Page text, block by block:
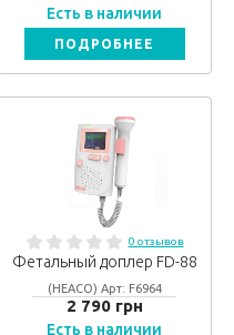
Есть в наличии
ПОДРОБНЕЕ
0 отзывов
Фетальный доплер FD-88
(HEACO) Арт: F6964
2 790 грн
Есть в наличии